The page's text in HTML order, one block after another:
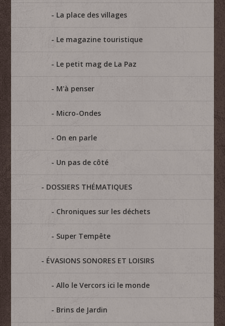
La place des villages
Le magazine touristique
Le petit mag de La Paz
M'à penser
Micro-Ondes
On en parle
Un pas de côté
DOSSIERS THÉMATIQUES
Chroniques sur les déchets
Super Tempête
ÉVASIONS SONORES ET LOISIRS
Allo le Vercors ici le monde
Brins de Jardin